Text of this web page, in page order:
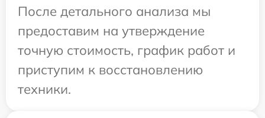
После детального анализа мы
предоставим на утверждение
точную стоимость, график работ и
приступим к восстановлению
техники.